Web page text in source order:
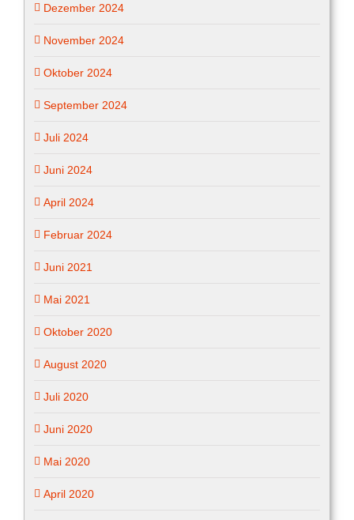
Dezember 2024
November 2024
Oktober 2024
September 2024
Juli 2024
Juni 2024
April 2024
Februar 2024
Juni 2021
Mai 2021
Oktober 2020
August 2020
Juli 2020
Juni 2020
Mai 2020
April 2020